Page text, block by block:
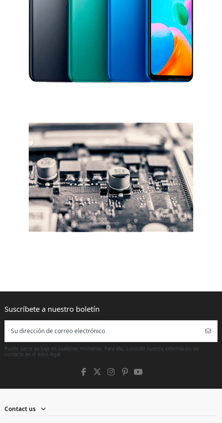
Puede darse de baja en cualquier momento. Para ello, consulte nuestra información de
contacto en el aviso legal.
Contact us